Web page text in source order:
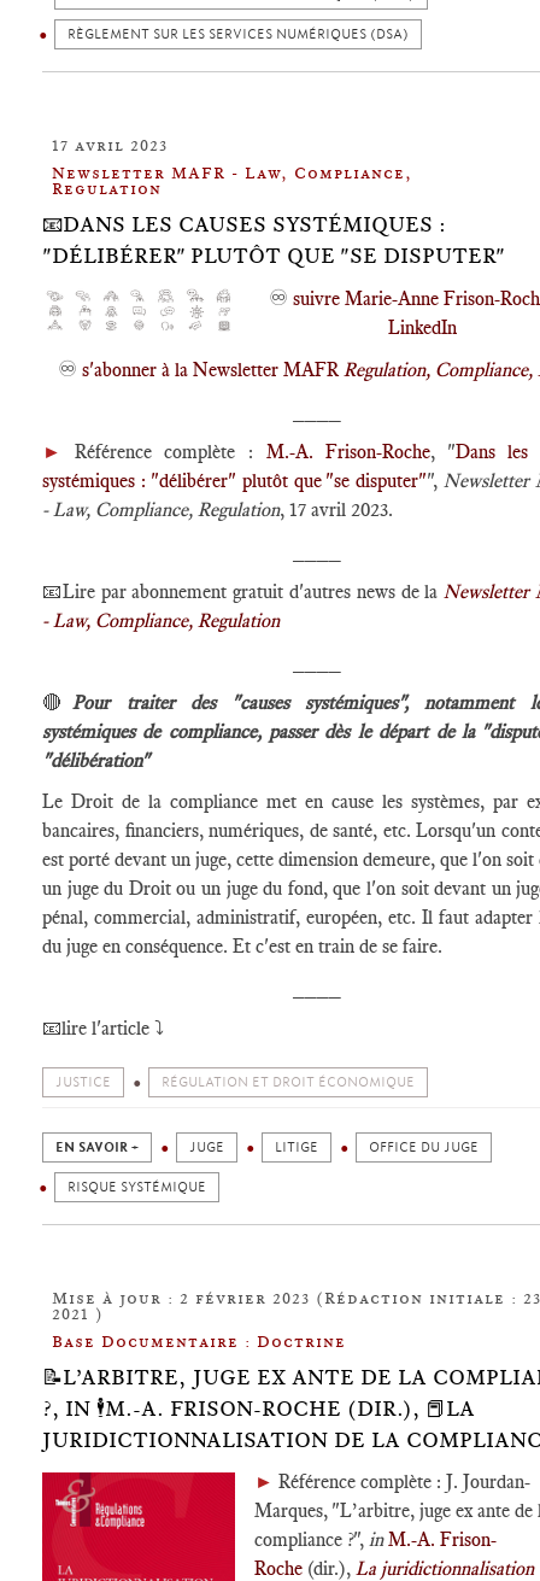
RÈGLEMENT SUR LES SERVICES NUMÉRIQUES (DSA)
17 avril 2023
Newsletter MAFR - Law, Compliance,
Regulation
📧DANS LES CAUSES SYSTÉMIQUES :
"DÉLIBÉRER" PLUTÔT QUE "SE DISPUTER"
♾️ suivre Marie-Anne Frison-
LinkedIn
♾️ s'abonner à la Newsletter MAFRRegulation, Compliance,
► Référence complète : M.-A. Frison-Roche, "Dans les
systémiques : "délibérer" plutôt que "se disputer"",Newsletter
- Law, Compliance, Regulation, 17 avril 2023.
📧Lire par abonnement gratuit d'autres news de laNewsletter
- Law, Compliance, Regulation
🔴Pour traiter des "causes systémiques", notamment
systémiques de compliance, passer dès le départ de la
"délibération"
Le Droit de la compliance met en cause les systèmes, par
bancaires, financiers, numériques, de santé, etc. Lorsqu'un
est porté devant un juge, cette dimension demeure, que l'on soit
un juge du Droit ou un juge du fond, que l'on soit devant un
pénal, commercial, administratif, européen, etc. Il faut adapter
du juge en conséquence. Et c'est en train de se faire.
📧lire l'article ⤵️
JUSTICE RÉGULATION ET DROIT ÉCONOMIQUE
EN SAVOIR + JUGE LITIGE OFFICE DU JUGE
RISQUE SYSTÉMIQUE
Mise à jour : 2 février 2023 (Rédaction initiale :
2021 )
Base Documentaire : Doctrine
📝L’ARBITRE, JUGE EX ANTE DE LA
?, IN 🕴️M.-A. FRISON-ROCHE (DIR.), 📕LA
JURIDICTIONNALISATION DE LA
► Référence complète : J. Jourdan-
Marques, "L’arbitre, juge ex ante de
compliance ?", in M.-A. Frison-
Roche (dir.), La juridictionnalisation